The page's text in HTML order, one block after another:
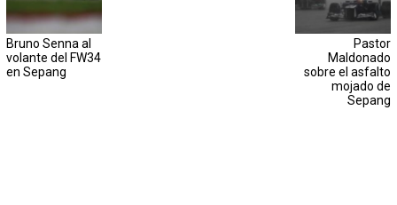
Bruno Senna al
volante del FW34
en Sepang
Pastor
Maldonado
sobre el asfalto
mojado de
Sepang